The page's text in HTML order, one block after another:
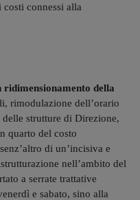
connessi alla
della
rimodulazione dell’orario
strutture di Direzione,
quarto del costo
di un’incisiva e
nell’ambito del
a serrate trattative
e sabato, sino alla